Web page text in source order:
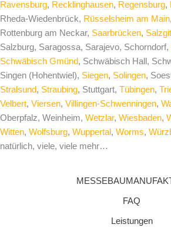
Ravensburg, Recklinghausen, Regensburg,
Rheda-Wiedenbrück, Rüsselsheim am Main
Rottenburg am Neckar, Saarbrücken,
Salzburg, Saragossa, Sarajevo, Schorndorf,
Schwäbisch Gmünd, Schwäbisch Hall,
Singen (Hohentwiel), Siegen, Solingen,
Stralsund, Straubing, Stuttgart, Tübingen,
Velbert, Viersen, Villingen-Schwenningen,
Oberpfalz, Weinheim, Wetzlar, Wiesbaden,
Witten, Wolfsburg, Wuppertal , Worms,
natürlich, viele, viele mehr…
FAQ
Leistungen